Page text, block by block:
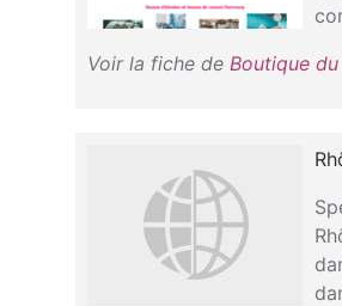
Voir la fiche de Boutique